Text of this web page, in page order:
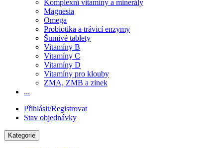
Komplexní vitamíny a minerály
Magnesia
Omega
Probiotika a trávicí enzymy
Šumivé tablety
Vitamíny B
Vitamíny C
Vitamíny D
Vitamíny pro klouby
ZMA, ZMB a zinek
...
Přihlásit/Registrovat
Stav objednávky
Kategorie